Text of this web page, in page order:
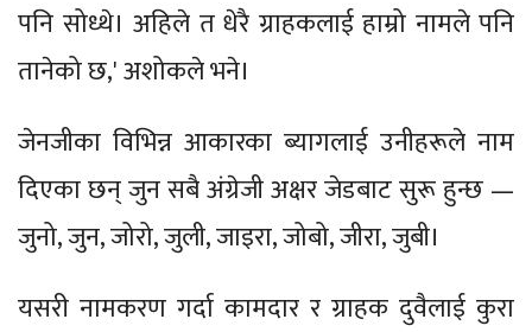
पनि सोध्थे। अहिले त धेरै ग्राहकलाई हाम्रो नामले पनि
तानेको छ,' अशोकले भने।
जेनजीका विभिन्न आकारका ब्यागलाई उनीहरूले नाम
दिएका छन् जुन सबै अंग्रेजी अक्षर जेडबाट सुरू हुन्छ —
जुनो, जुन, जोरो, जुली, जाइरा, जोबो, जीरा, जुबी।
यसरी नामकरण गर्दा कामदार र ग्राहक दुवैलाई कुरा